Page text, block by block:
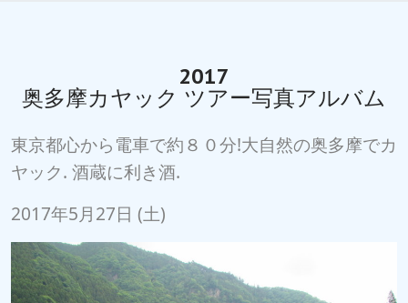
2017
奥多摩カヤック ツアー写真アルバム
東京都心から電車で約８０分!大自然の奥多摩でカ
ヤック. 酒蔵に利き酒.
2017年5月27日 (土)